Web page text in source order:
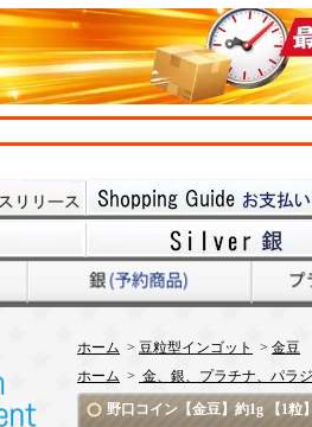
ホーム > 豆粒型インゴット > 金豆
ホーム > 金、銀、プラチナ、パラ
野口コイン【金豆】約1g 【1粒